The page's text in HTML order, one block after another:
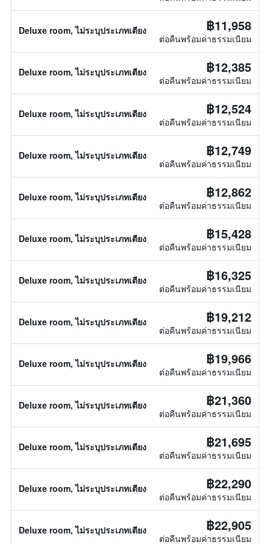
Deluxe room, ไม่ระบุประเภทเตียง ฿11,958
ต่อคืนพร้อมค่าธรรมเนียม
Deluxe room, ไม่ระบุประเภทเตียง ฿12,385
ต่อคืนพร้อมค่าธรรมเนียม
Deluxe room, ไม่ระบุประเภทเตียง ฿12,524
ต่อคืนพร้อมค่าธรรมเนียม
Deluxe room, ไม่ระบุประเภทเตียง ฿12,749
ต่อคืนพร้อมค่าธรรมเนียม
Deluxe room, ไม่ระบุประเภทเตียง ฿12,862
ต่อคืนพร้อมค่าธรรมเนียม
Deluxe room, ไม่ระบุประเภทเตียง ฿15,428
ต่อคืนพร้อมค่าธรรมเนียม
Deluxe room, ไม่ระบุประเภทเตียง ฿16,325
ต่อคืนพร้อมค่าธรรมเนียม
Deluxe room, ไม่ระบุประเภทเตียง ฿19,212
ต่อคืนพร้อมค่าธรรมเนียม
Deluxe room, ไม่ระบุประเภทเตียง ฿19,966
ต่อคืนพร้อมค่าธรรมเนียม
Deluxe room, ไม่ระบุประเภทเตียง ฿21,360
ต่อคืนพร้อมค่าธรรมเนียม
Deluxe room, ไม่ระบุประเภทเตียง ฿21,695
ต่อคืนพร้อมค่าธรรมเนียม
Deluxe room, ไม่ระบุประเภทเตียง ฿22,290
ต่อคืนพร้อมค่าธรรมเนียม
Deluxe room, ไม่ระบุประเภทเตียง ฿22,905
ต่อคืนพร้อมค่าธรรมเนียม